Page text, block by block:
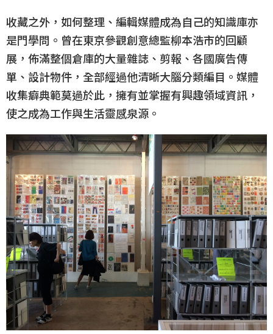
收藏之外，如何整理、編輯媒體成為自己的知識庫亦
是門學問。曾在東京參觀創意總監柳本浩市的回顧
展，佈滿整個倉庫的大量雜誌、剪報、各國廣告傳
單、設計物件，全部經過他清晰大腦分類編目。媒體
收集癖典範莫過於此，擁有並掌握有興趣領域資訊，
使之成為工作與生活靈感泉源。